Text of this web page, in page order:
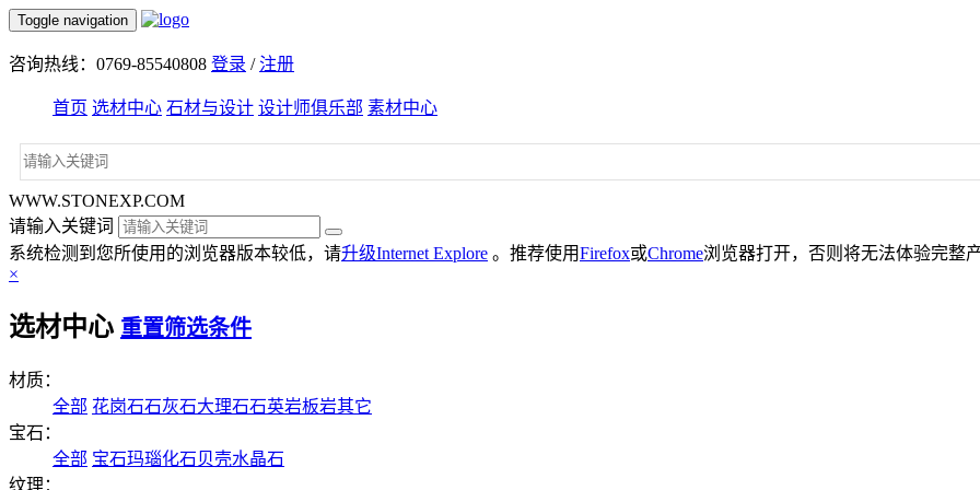
Toggle navigation
咨询热线：0769-85540808 登录 /注册
首页 选材中心 石材与设计 设计师俱乐部 素材中心
WWW.STONEXP.COM
请输入关键词
系统检测到您所使用的浏览器版本较低，请升级Internet Explore 。推荐使用Firefox或Chrome浏览器打开，否则将无法体验完整
×
选材中心 重置筛选条件
材质：
全部 花岗石石灰石大理石石英岩板岩其它
宝石：
全部 宝石玛瑙化石贝壳水晶石
纹理：